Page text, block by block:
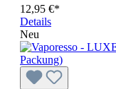
12,95 €*
Details
Neu